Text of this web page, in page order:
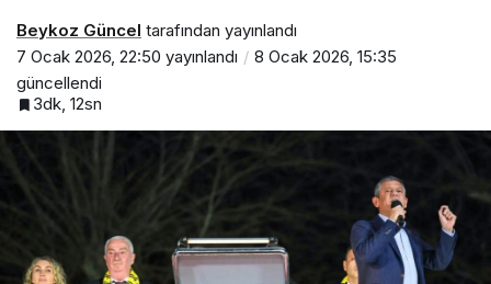
Beykoz Güncel tarafından yayınlandı
7 Ocak 2026, 22:50 yayınlandı
8 Ocak 2026, 15:35
güncellendi
3dk, 12sn